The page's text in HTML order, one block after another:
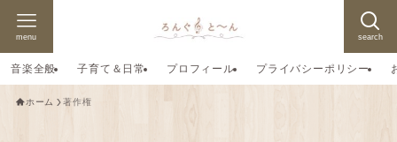
search
menu
音楽全般 子育て＆日常 プロフィール プライバシーポリシー
ホーム 著作権